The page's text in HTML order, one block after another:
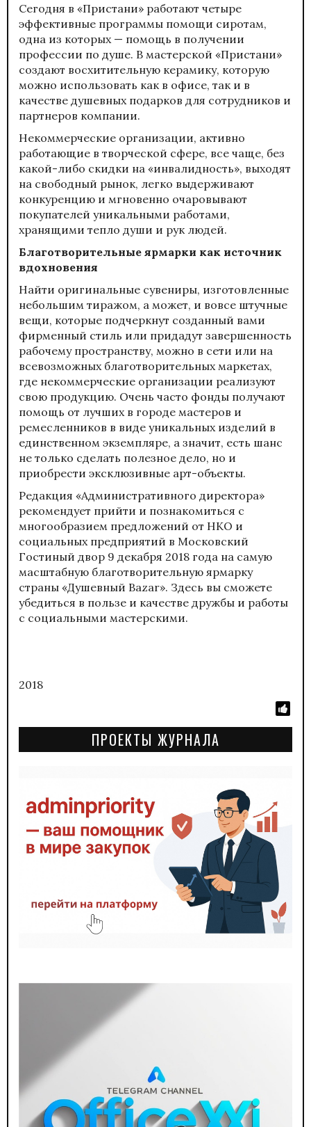
Сегодня в «Пристани» работают четыре
эффективные программы помощи сиротам,
одна из которых — помощь в получении
профессии по душе. В мастерской «Пристани»
создают восхитительную керамику, которую
можно использовать как в офисе, так и в
качестве душевных подарков для сотрудников и
партнеров компании.
Некоммерческие организации, активно
работающие в творческой сфере, все чаще, без
какой-либо скидки на «инвалидность», выходят
на свободный рынок, легко выдерживают
конкуренцию и мгновенно очаровывают
покупателей уникальными работами,
хранящими тепло души и рук людей.
Благотворительные ярмарки как источник
вдохновения
Найти оригинальные сувениры, изготовленные
небольшим тиражом, а может, и вовсе штучные
вещи, которые подчеркнут созданный вами
фирменный стиль или придадут завершенность
рабочему пространству, можно в сети или на
всевозможных благотворительных маркетах,
где некоммерческие организации реализуют
свою продукцию. Очень часто фонды получают
помощь от лучших в городе мастеров и
ремесленников в виде уникальных изделий в
единственном экземпляре, а значит, есть шанс
не только сделать полезное дело, но и
приобрести эксклюзивные арт-объекты.
Редакция «Административного директора»
рекомендует прийти и познакомиться с
многообразием предложений от НКО и
социальных предприятий в Московский
Гостиный двор 9 декабря 2018 года на самую
масштабную благотворительную ярмарку
страны «Душевный Bazar». Здесь вы сможете
убедиться в пользе и качестве дружбы и работы
с социальными мастерскими.
2018
ПРОЕКТЫ ЖУРНАЛА